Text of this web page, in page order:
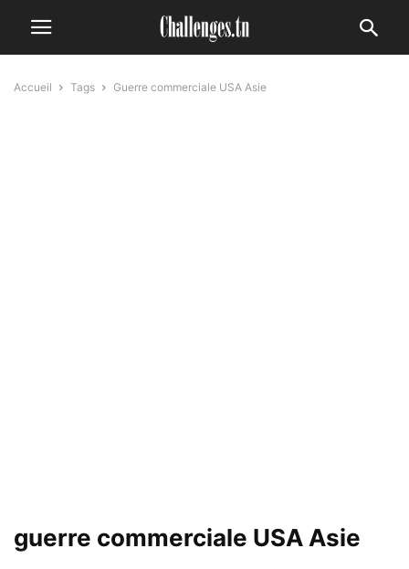
Accueil Tags Guerre commerciale USA Asie
guerre commerciale USA Asie